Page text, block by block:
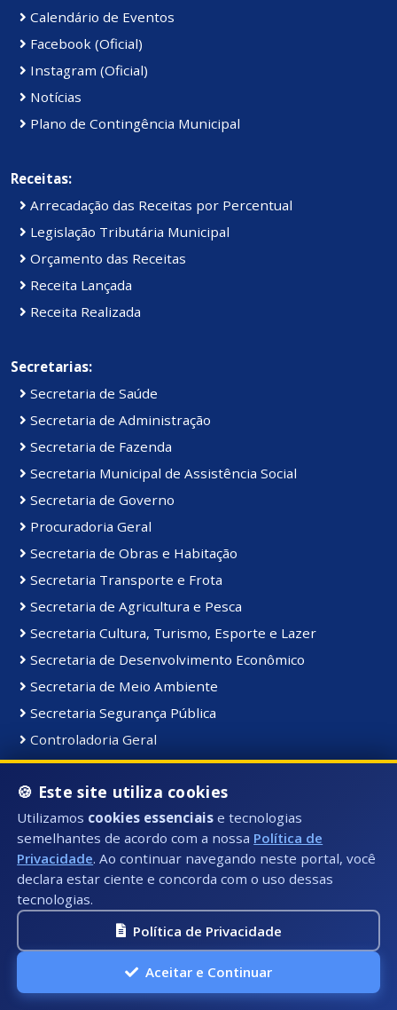
Calendário de Eventos
Facebook (Oficial)
Instagram (Oficial)
Notícias
Plano de Contingência Municipal
Receitas:
Arrecadação das Receitas por Percentual
Legislação Tributária Municipal
Orçamento das Receitas
Receita Lançada
Receita Realizada
Secretarias:
Secretaria de Saúde
Secretaria de Administração
Secretaria de Fazenda
Secretaria Municipal de Assistência Social
Secretaria de Governo
Procuradoria Geral
Secretaria de Obras e Habitação
Secretaria Transporte e Frota
Secretaria de Agricultura e Pesca
Secretaria Cultura, Turismo, Esporte e Lazer
Secretaria de Desenvolvimento Econômico
Secretaria de Meio Ambiente
Secretaria Segurança Pública
Controladoria Geral
Coordenadoria de Comunicação Institucional
Secretaria de Serviços Públicos
Secretaria de Educação
Gabinete do Prefeito
Materiais e Bens:
Bens Consolidados
Bens Imóveis
Bens Intangiveis
🍪 Este site utiliza cookies
Utilizamos cookies essenciais e tecnologias
semelhantes de acordo com a nossa Política de
Privacidade. Ao continuar navegando neste portal, você
declara estar ciente e concorda com o uso dessas
tecnologias.
Política de Privacidade
Aceitar e Continuar